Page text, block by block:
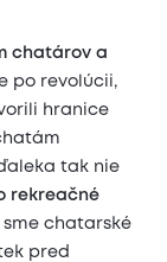
chatárov a
po revolúcii,
hranice
tak nie
rekreačné
sme chatarské
pred